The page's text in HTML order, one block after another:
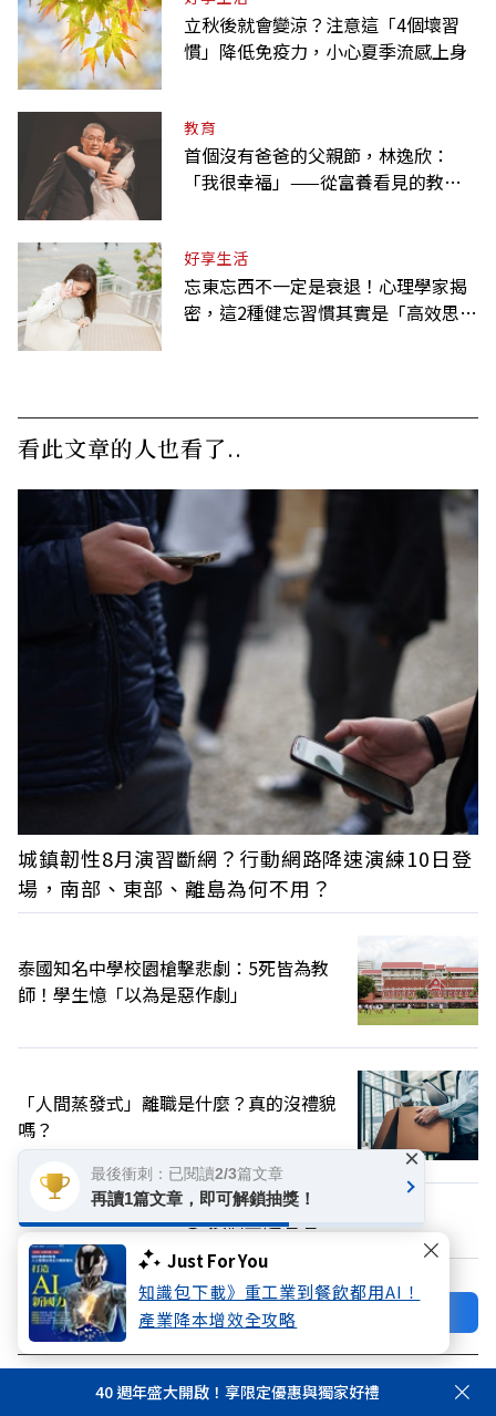
Just For You
知識包下載》重工業到餐飲都用AI！
產業降本增效全攻略
立秋後就會變涼？注意這「4個壞習
慣」降低免疫力，小心夏季流感上身
教育
首個沒有爸爸的父親節，林逸欣：
「我很幸福」——從富養看見的教養
好享生活
忘東忘西不一定是衰退！心理學家揭
密，這2種健忘習慣其實是「高效思
看此文章的人也看了..
城鎮韌性8月演習斷網？行動網路降速演練10日登
場，南部、東部、離島為何不用？
泰國知名中學校園槍擊悲劇：5死皆為教
師！學生憶「以為是惡作劇」
「人間蒸發式」離職是什麼？真的沒禮貌
嗎？
換個主題看看
加好友
登入網站會員
40 週年盛大開啟！享限定優惠與獨家好禮
最後衝刺：已閱讀2/3篇文章
再讀1篇文章，即可解鎖抽獎！
×